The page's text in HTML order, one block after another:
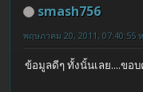
smash756
พฤษภาคม 20, 2011, 07:40:55
ข้อมูลดีๆ ทั้งนั้นเลย....ขอ